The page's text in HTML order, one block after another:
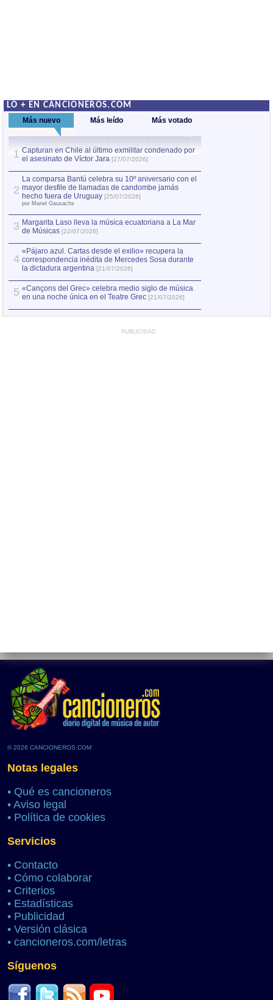
LO + EN CANCIONEROS.COM
Más nuevo Más leído Más votado
1 Capturan en Chile al último exmilitar condenado por
el asesinato de Víctor Jara [27/07/2026]
2
La comparsa Bantú celebra su 10º aniversario con el
mayor desfile de llamadas de candombe jamás
hecho fuera de Uruguay [25/07/2026]
por Manel Gausachs
3 Margarita Laso lleva la música ecuatoriana a La Mar
de Músicas [22/07/2026]
4
«Pájaro azul. Cartas desde el exilio» recupera la
correspondencia inédita de Mercedes Sosa durante
la dictadura argentina [21/07/2026]
5 «Cançons del Grec» celebra medio siglo de música
en una noche única en el Teatre Grec [21/07/2026]
PUBLICIDAD
© 2026 CANCIONEROS.COM
Notas legales
• Qué es cancioneros
• Aviso legal
• Política de cookies
Servicios
• Contacto
• Cómo colaborar
• Criterios
• Estadísticas
• Publicidad
• Versión clásica
• cancioneros.com/letras
Síguenos